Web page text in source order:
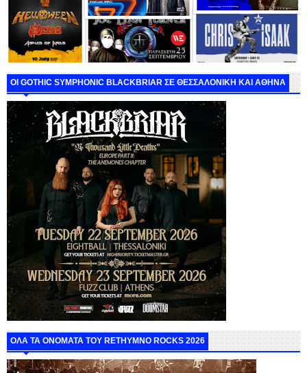
ΟΙ GOTHIC SYMPHONIC BLACKBRIAR ΣΕ ΘΕΣΣΑΛΟΝΙΚΗ ΚΑΙ ΑΘΗΝΑ
ΟΛΑ ΤΑ ΟΝΟΜΑΤΑ ΤΟΥ RETHYMNO ROCKS 2026